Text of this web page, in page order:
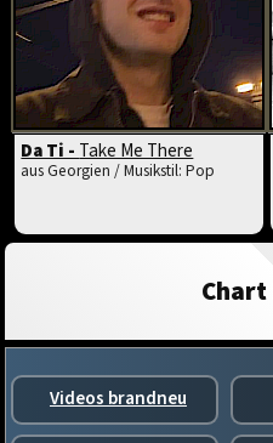
Da Ti -Take Me There
aus Georgien / Musikstil: Pop
Videos brandneu